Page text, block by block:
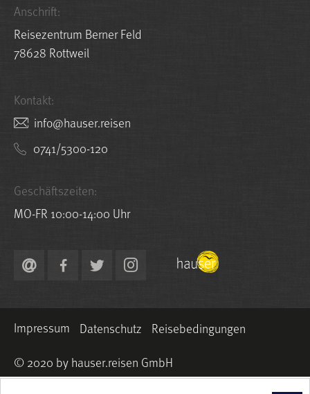
Anschrift:
Reisezentrum Berner Feld
78628 Rottweil
Kontakt:
nesier.resuah@ofni
0741/5300-120
Geschäftszeiten:
MO-FR 10:00-14:00 Uhr
Impressum Datenschutz Reisebedingungen
© 2020 by hauser.reisen GmbH